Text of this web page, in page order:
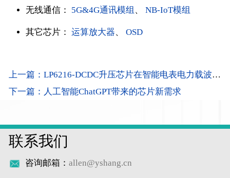
无线通信： 5G&4G通讯模组 、NB-IoT模组
其它芯片：运算放大器、OSD
上一篇：LP6216-DCDC升压芯片在智能电表电力载波模块中的应用
下一篇：人工智能ChatGPT带来的芯片新需求
联系我们
咨询邮箱： allen@yshang.cn